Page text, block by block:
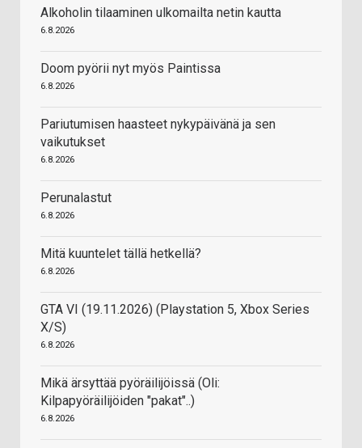
Alkoholin tilaaminen ulkomailta netin kautta
6.8.2026
Doom pyörii nyt myös Paintissa
6.8.2026
Pariutumisen haasteet nykypäivänä ja sen
vaikutukset
6.8.2026
Perunalastut
6.8.2026
Mitä kuuntelet tällä hetkellä?
6.8.2026
GTA VI (19.11.2026) (Playstation 5, Xbox Series
X/S)
6.8.2026
Mikä ärsyttää pyöräilijöissä (Oli:
Kilpapyöräilijöiden "pakat"..)
6.8.2026